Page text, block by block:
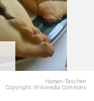
Haman-Taschen
Copyright: Wikimedia Commons